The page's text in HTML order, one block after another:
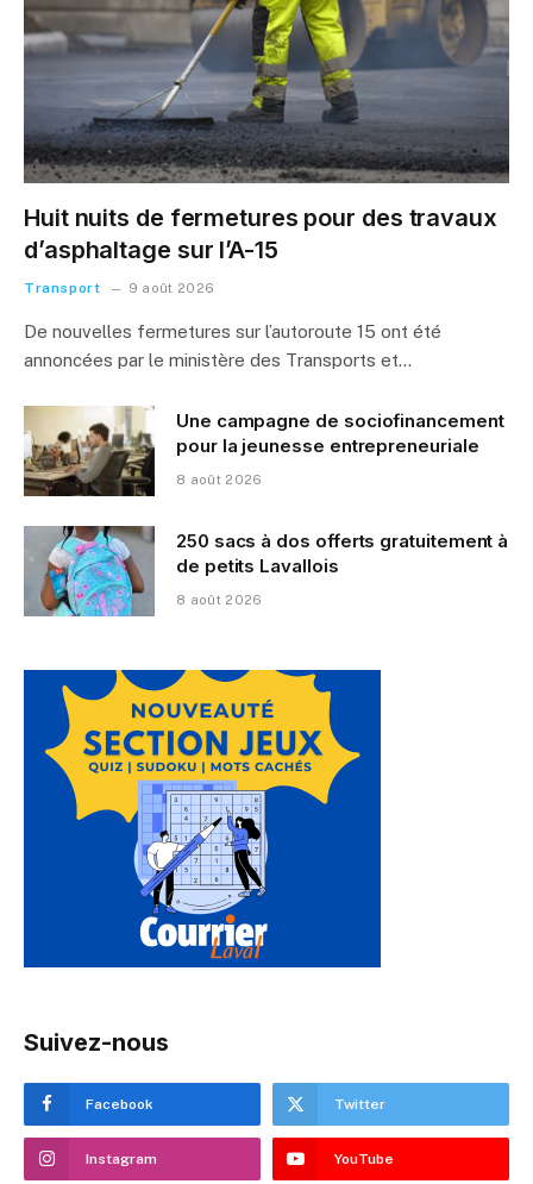
Huit nuits de fermetures pour des travaux
d’asphaltage sur l’A-15
Transport 9 août 2026
De nouvelles fermetures sur l’autoroute 15 ont été
annoncées par le ministère des Transports et…
Une campagne de sociofinancement
pour la jeunesse entrepreneuriale
8 août 2026
250 sacs à dos offerts gratuitement à
de petits Lavallois
8 août 2026
Suivez-nous
Facebook Twitter
Instagram YouTube